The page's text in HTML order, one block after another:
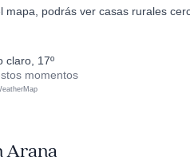
mapa, podrás ver casas rurales
claro, 17º
momentos
Arana